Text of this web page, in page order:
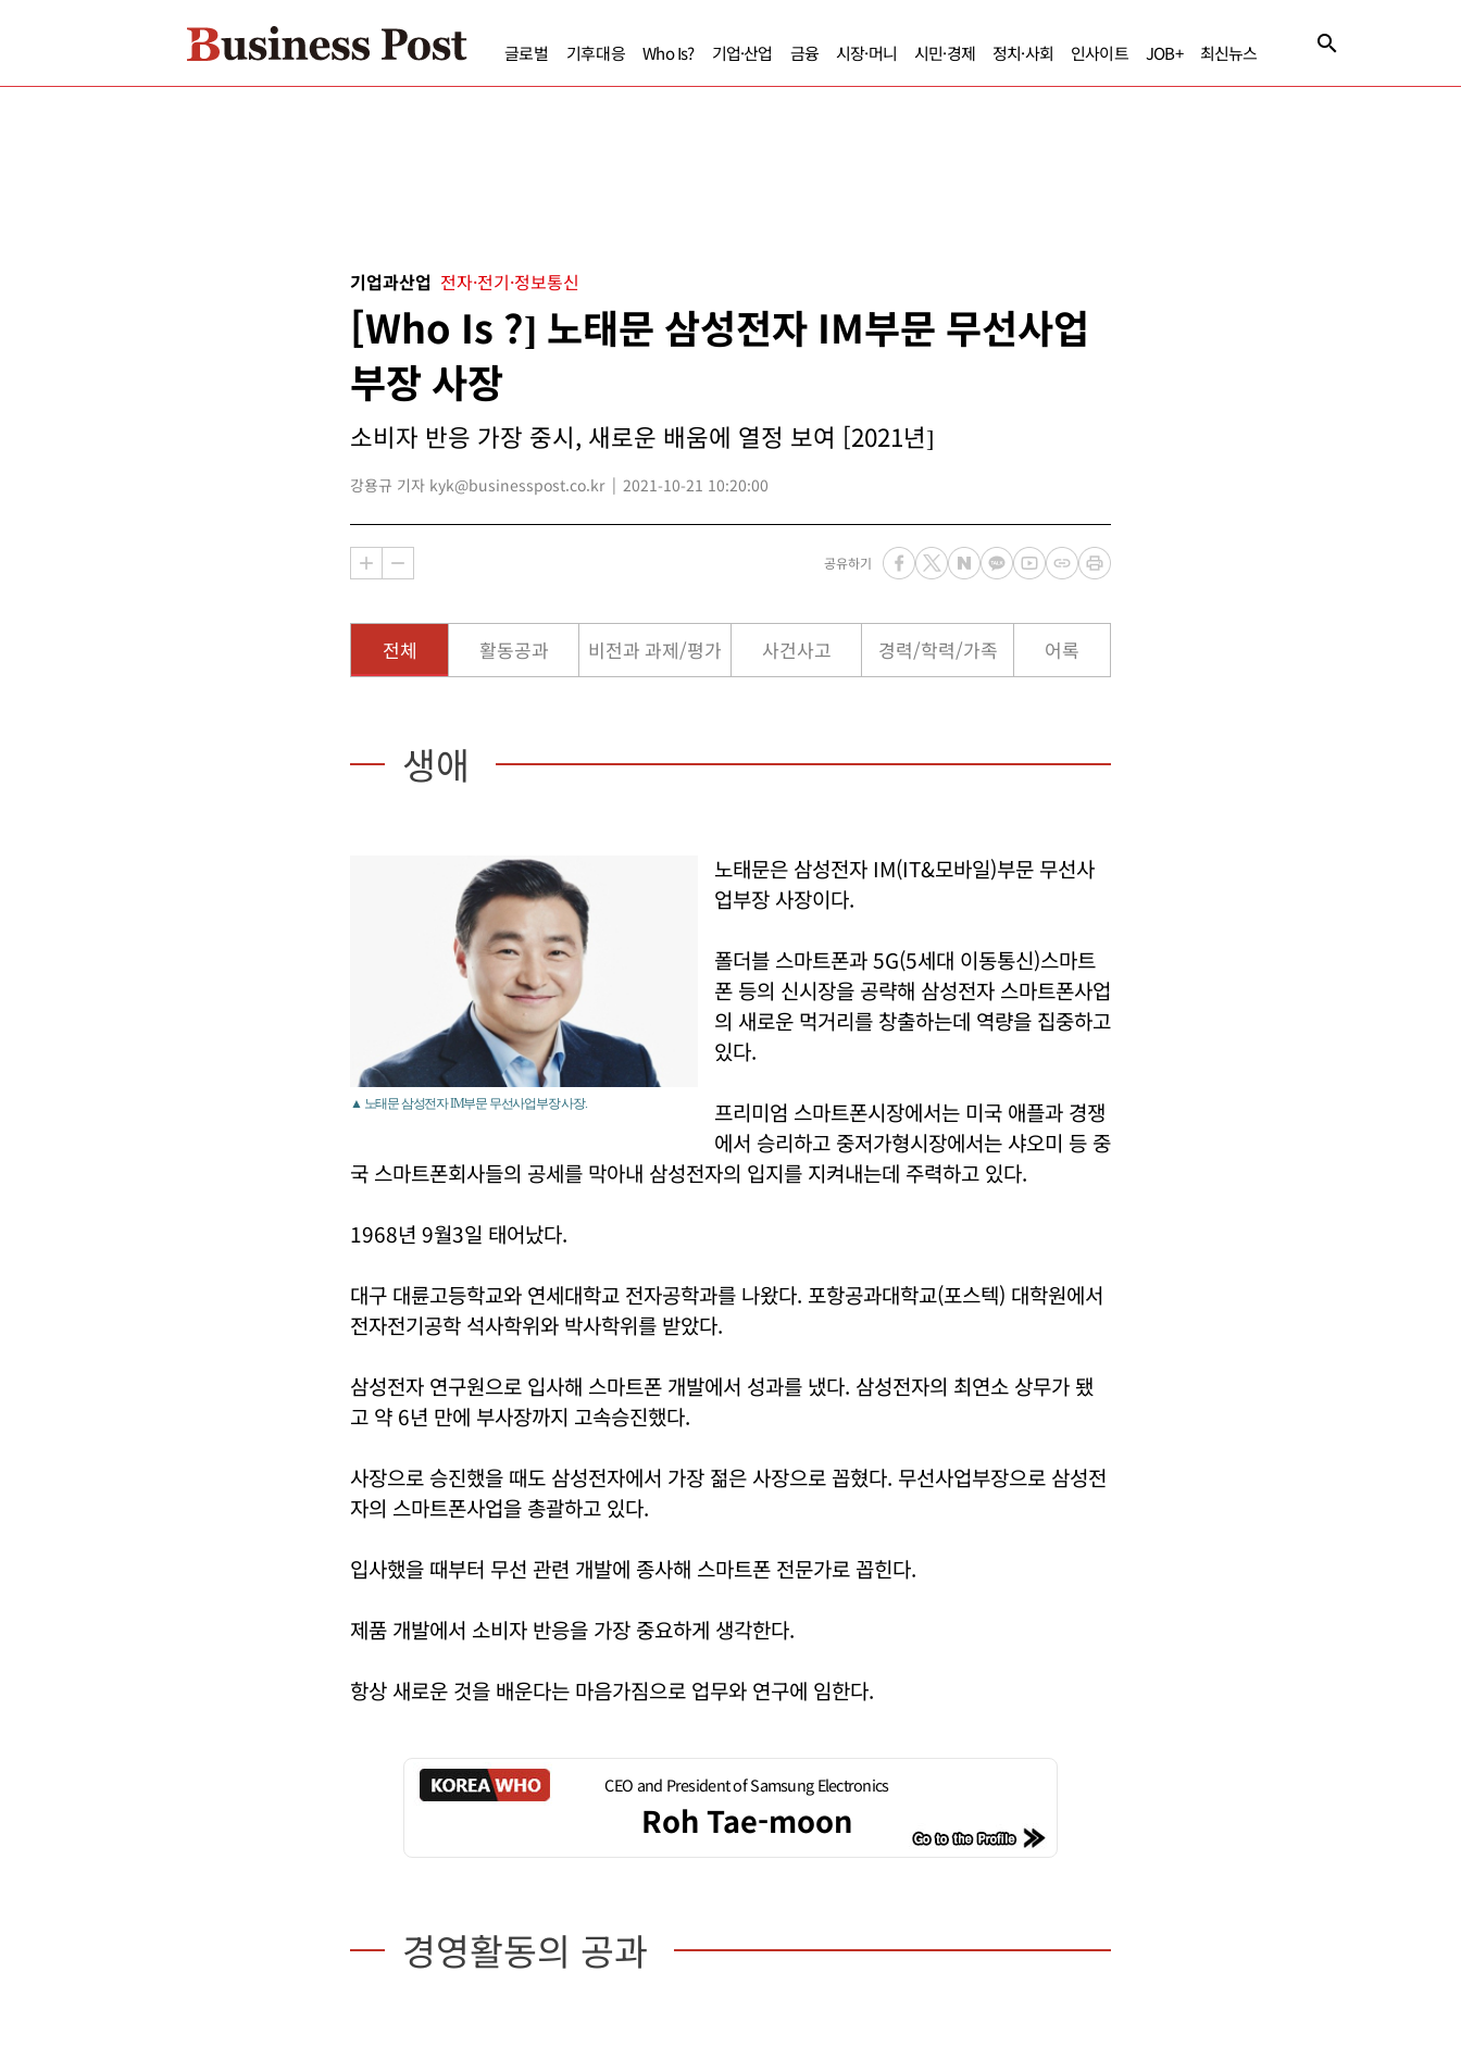
글로벌 기후대응 Who Is? 기업·산업 금융 시장·머니 시민·경제 정치·사회 인사이트 JOB+ 최신뉴스
기업과산업 전자·전기·정보통신
[Who Is ?] 노태문 삼성전자 IM부문 무선사업
부장 사장
소비자 반응 가장 중시, 새로운 배움에 열정 보여 [2021년]
강용규 기자 kyk@businesspost.co.kr 2021-10-21 10:20:00
공유하기
전체 활동공과 비전과 과제/평가 사건사고 경력/학력/가족 어록
생애
▲ 노태문 삼성전자 IM부문 무선사업부장 사장.
노태문은 삼성전자 IM(IT&모바일)부문 무선사
업부장 사장이다.
폴더블 스마트폰과 5G(5세대 이동통신)스마트
폰 등의 신시장을 공략해 삼성전자 스마트폰사업
의 새로운 먹거리를 창출하는데 역량을 집중하고
있다.
프리미엄 스마트폰시장에서는 미국 애플과 경쟁
에서 승리하고 중저가형시장에서는 샤오미 등 중
국 스마트폰회사들의 공세를 막아내 삼성전자의 입지를 지켜내는데 주력하고 있다.
1968년 9월3일 태어났다.
대구 대륜고등학교와 연세대학교 전자공학과를 나왔다. 포항공과대학교(포스텍) 대학원에서
전자전기공학 석사학위와 박사학위를 받았다.
삼성전자 연구원으로 입사해 스마트폰 개발에서 성과를 냈다. 삼성전자의 최연소 상무가 됐
고 약 6년 만에 부사장까지 고속승진했다.
사장으로 승진했을 때도 삼성전자에서 가장 젊은 사장으로 꼽혔다. 무선사업부장으로 삼성전
자의 스마트폰사업을 총괄하고 있다.
입사했을 때부터 무선 관련 개발에 종사해 스마트폰 전문가로 꼽힌다.
제품 개발에서 소비자 반응을 가장 중요하게 생각한다.
항상 새로운 것을 배운다는 마음가짐으로 업무와 연구에 임한다.
CEO and President of Samsung Electronics
Roh Tae-moon
경영활동의 공과